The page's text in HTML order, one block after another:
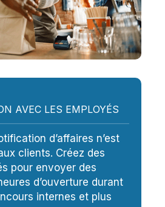
AVEC LES EMPLOYÉS
d’affaires n’est
clients. Créez des
pour envoyer des
d’ouverture durant
internes et plus